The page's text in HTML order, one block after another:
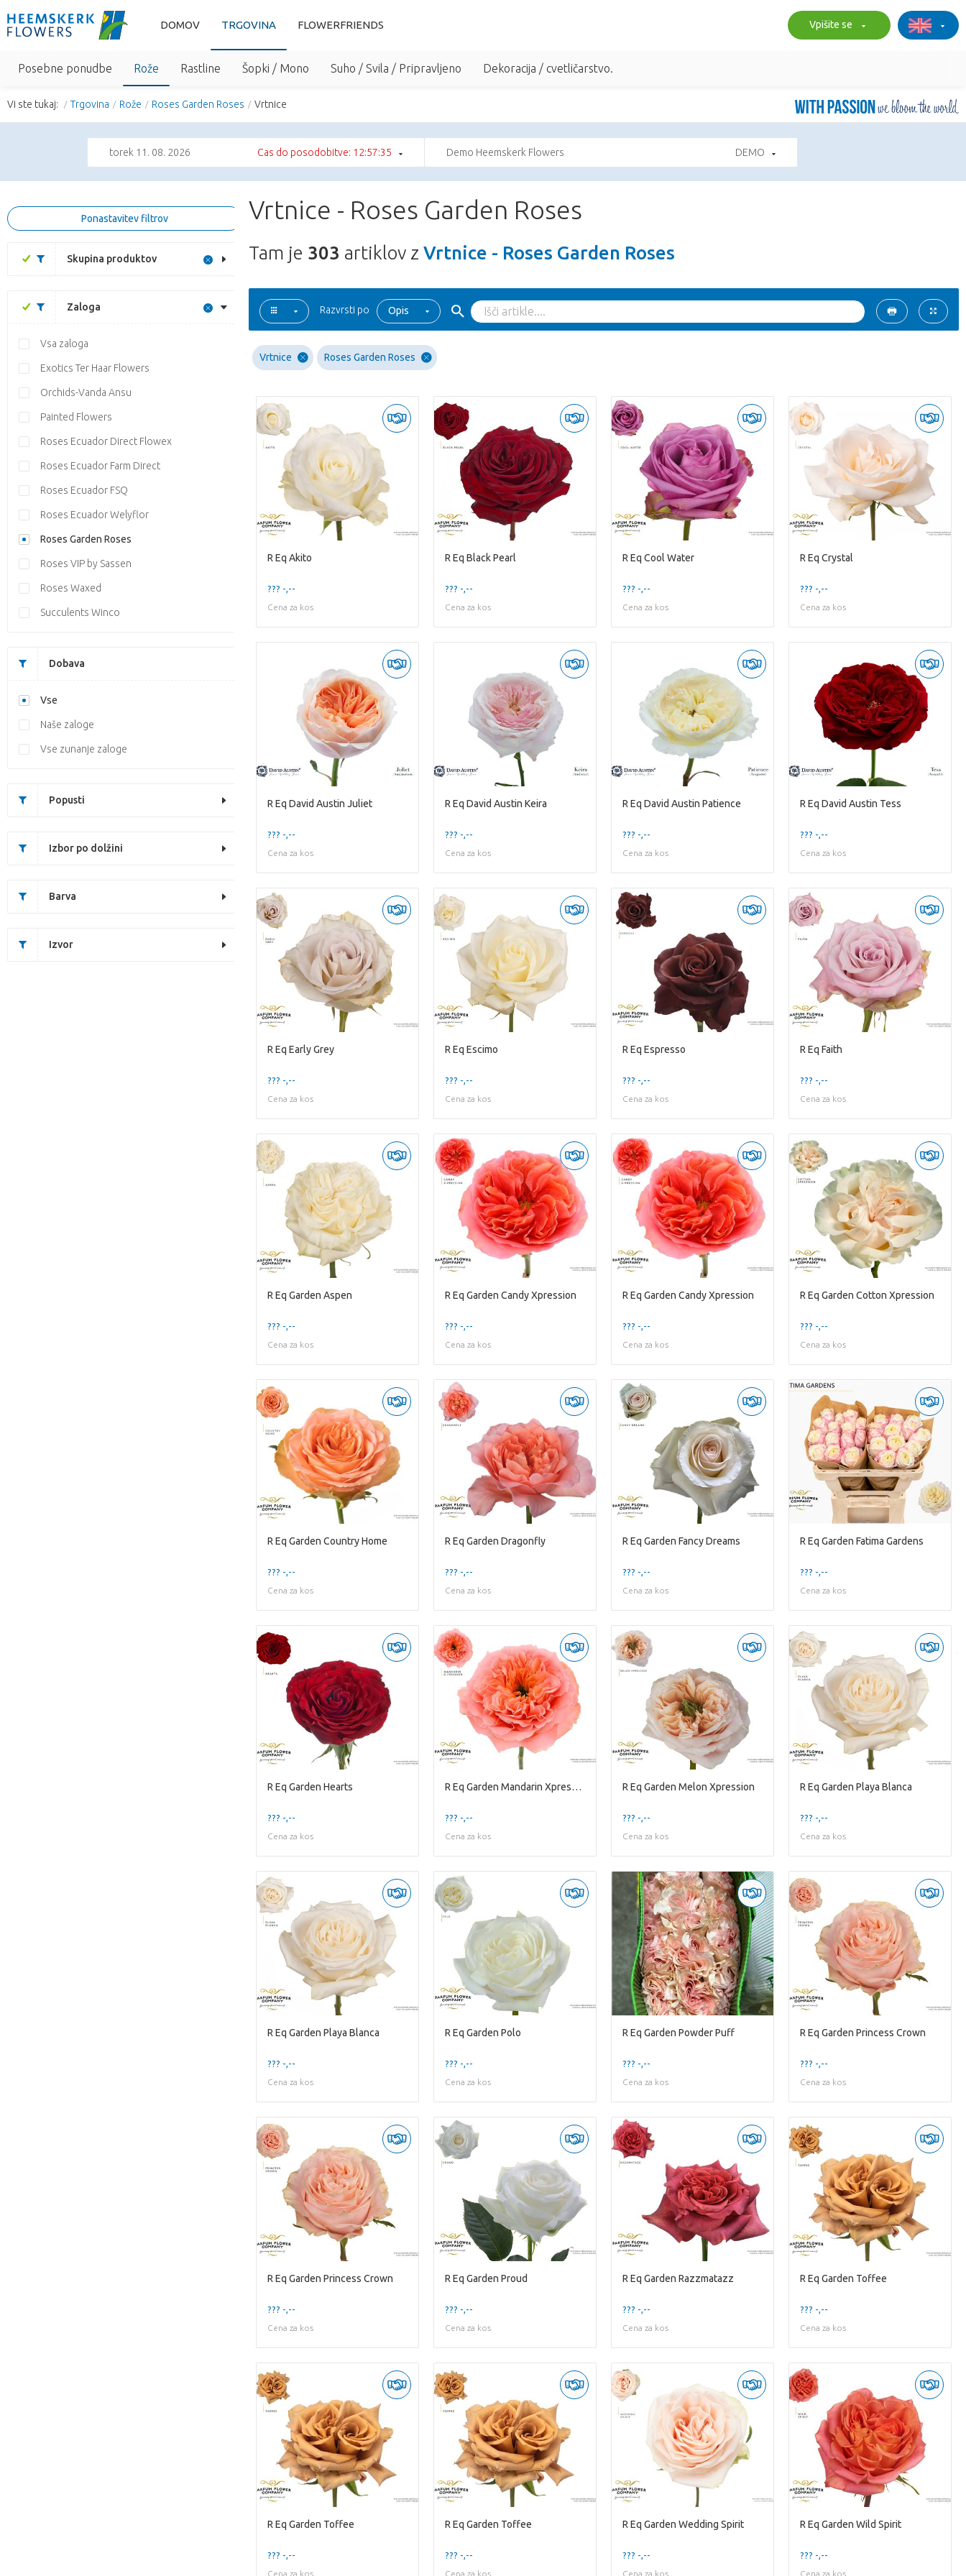
DOMOV TRGOVINA FLOWERFRIENDS Vpišite se
Posebne ponudbe Rože Rastline Šopki / Mono Suho / Svila / Pripravljeno Dekoracija / cvetličarstvo.
Vi ste tukaj: Trgovina Rože Roses Garden Roses Vrtnice
torek 11. 08. 2026 Cas do posodobitve: 12:57:34 Demo Heemskerk Flowers DEMO
Ponastavitev filtrov
Skupina produktov
Zaloga
Vsa zaloga
Exotics Ter Haar Flowers
Orchids-Vanda Ansu
Painted Flowers
Roses Ecuador Direct Flowex
Roses Ecuador Farm Direct
Roses Ecuador FSQ
Roses Ecuador Welyflor
Roses Garden Roses
Roses VIP by Sassen
Roses Waxed
Succulents Winco
Dobava
Vse
Naše zaloge
Vse zunanje zaloge
Popusti
Izbor po dolžini
Barva
Izvor
Vrtnice - Roses Garden Roses
Tam je 303 artiklov z Vrtnice - Roses Garden Roses
Razvrsti po Opis
Vrtnice Roses Garden Roses
R Eq Akito
??? -,--
Cena za kos
R Eq Black Pearl
??? -,--
Cena za kos
R Eq Cool Water
??? -,--
Cena za kos
R Eq Crystal
??? -,--
Cena za kos
R Eq David Austin Juliet
??? -,--
Cena za kos
R Eq David Austin Keira
??? -,--
Cena za kos
R Eq David Austin Patience
??? -,--
Cena za kos
R Eq David Austin Tess
??? -,--
Cena za kos
R Eq Early Grey
??? -,--
Cena za kos
R Eq Escimo
??? -,--
Cena za kos
R Eq Espresso
??? -,--
Cena za kos
R Eq Faith
??? -,--
Cena za kos
R Eq Garden Aspen
??? -,--
Cena za kos
R Eq Garden Candy Xpression
??? -,--
Cena za kos
R Eq Garden Candy Xpression
??? -,--
Cena za kos
R Eq Garden Cotton Xpression
??? -,--
Cena za kos
R Eq Garden Country Home
??? -,--
Cena za kos
R Eq Garden Dragonfly
??? -,--
Cena za kos
R Eq Garden Fancy Dreams
??? -,--
Cena za kos
R Eq Garden Fatima Gardens
??? -,--
Cena za kos
R Eq Garden Hearts
??? -,--
Cena za kos
R Eq Garden Mandarin Xpression
??? -,--
Cena za kos
R Eq Garden Melon Xpression
??? -,--
Cena za kos
R Eq Garden Playa Blanca
??? -,--
Cena za kos
R Eq Garden Playa Blanca
??? -,--
Cena za kos
R Eq Garden Polo
??? -,--
Cena za kos
R Eq Garden Powder Puff
??? -,--
Cena za kos
R Eq Garden Princess Crown
??? -,--
Cena za kos
R Eq Garden Princess Crown
??? -,--
Cena za kos
R Eq Garden Proud
??? -,--
Cena za kos
R Eq Garden Razzmatazz
??? -,--
Cena za kos
R Eq Garden Toffee
??? -,--
Cena za kos
R Eq Garden Toffee
??? -,--
Cena za kos
R Eq Garden Toffee
??? -,--
Cena za kos
R Eq Garden Wedding Spirit
??? -,--
Cena za kos
R Eq Garden Wild Spirit
??? -,--
Cena za kos